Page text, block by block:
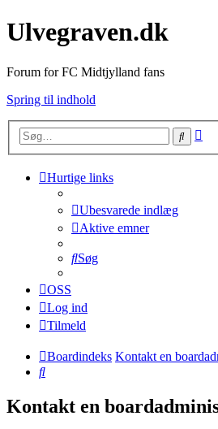
Ulvegraven.dk
Forum for FC Midtjylland fans
Spring til indhold
Søg
Hurtige links
Ubesvarede indlæg
Aktive emner
Søg
OSS
Log ind
Tilmeld
Boardindeks Kontakt en
Søg
Kontakt en